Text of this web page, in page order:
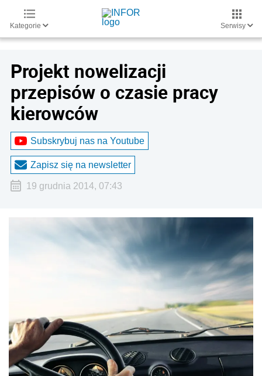
Kategorie Serwisy
Projekt nowelizacji
przepisów o czasie pracy
kierowców
Subskrybuj nas na Youtube
Zapisz się na newsletter
19 grudnia 2014, 07:43